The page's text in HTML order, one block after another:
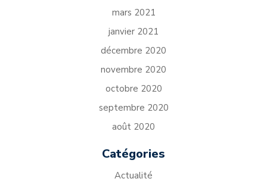
mars 2021
janvier 2021
décembre 2020
novembre 2020
octobre 2020
septembre 2020
août 2020
Catégories
Actualité